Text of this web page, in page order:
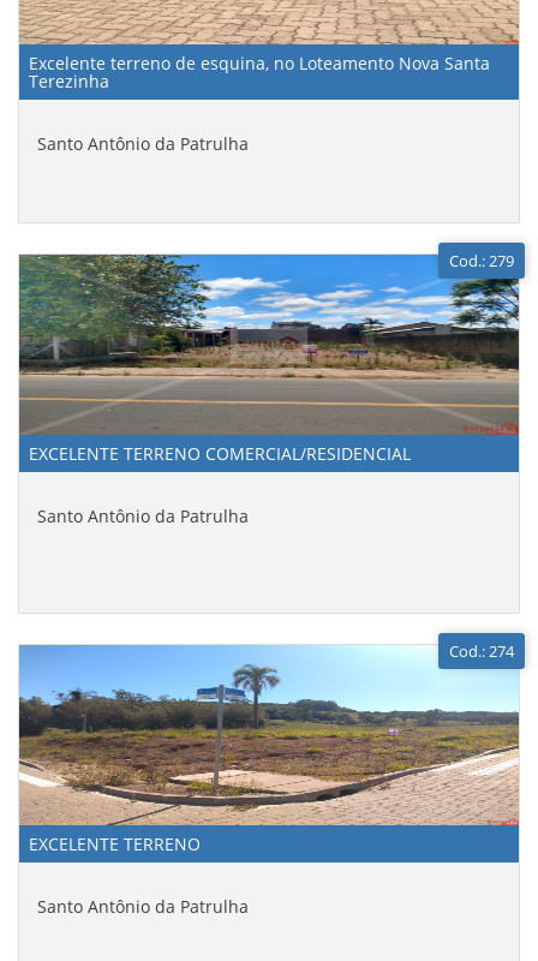
Excelente terreno de esquina, no Loteamento Nova Santa
Terezinha
Santo Antônio da Patrulha
Cod.: 279
EXCELENTE TERRENO COMERCIAL/RESIDENCIAL
Santo Antônio da Patrulha
Cod.: 274
EXCELENTE TERRENO
Santo Antônio da Patrulha